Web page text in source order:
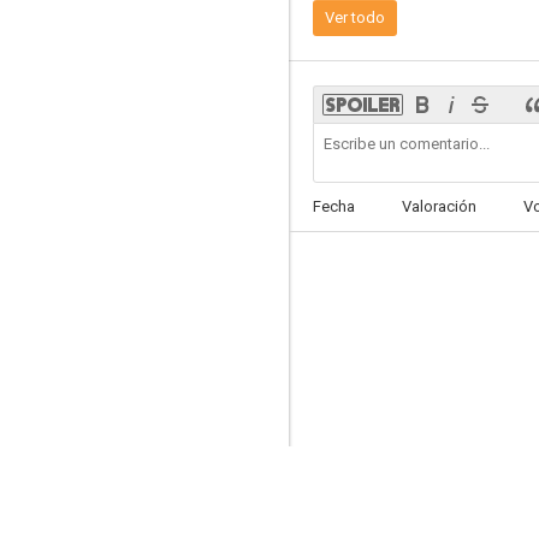
Menschen in Gottes Hand
--
Ver todo
Fecha Valoración